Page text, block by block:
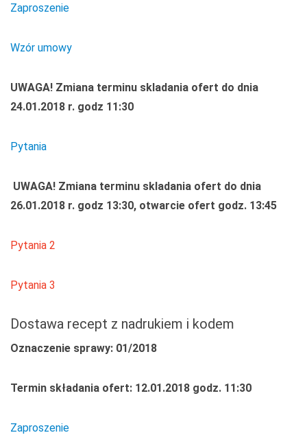
Zaproszenie
Wzór umowy
UWAGA! Zmiana terminu skladania ofert do dnia
24.01.2018 r. godz 11:30
Pytania
UWAGA! Zmiana terminu skladania ofert do dnia
26.01.2018 r. godz 13:30, otwarcie ofert godz. 13:45
Pytania 2
Pytania 3
Dostawa recept z nadrukiem i kodem
Oznaczenie sprawy: 01/2018
Termin składania ofert: 12.01.2018 godz. 11:30
Zaproszenie